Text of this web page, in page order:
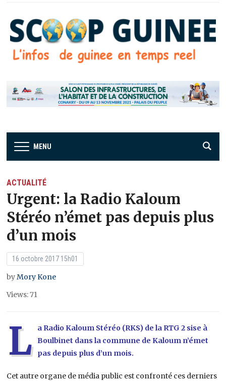
MENU
ACTUALITÉ
Urgent: la Radio Kaloum
Stéréo n’émet pas depuis plus
d’un mois
16 octobre 2017 15h01
byMory Kone
Views: 71
L a Radio Kaloum Stéréo (RKS) de la RTG 2 sise à
Boulbinet dans la commune de Kaloum n’émet
pas depuis plus d’un mois.
Cet autre organe de média public est confronté ces derniers